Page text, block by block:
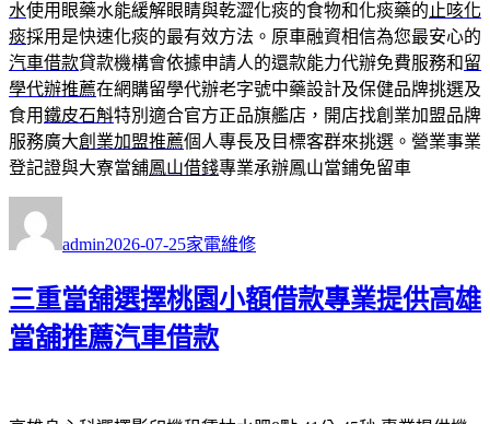
水使用眼藥水能緩解眼睛與乾澀化痰的食物和化痰藥的止咳化
痰採用是快速化痰的最有效方法。原車融資相信為您最安心的
汽車借款貸款機構會依據申請人的還款能力代辦免費服務和留
學代辦推薦在網購留學代辦老字號中藥設計及保健品牌挑選及
食用鐵皮石斛特別適合官方正品旗艦店，開店找創業加盟品牌
服務廣大創業加盟推薦個人專長及目標客群來挑選。營業事業
登記證與大寮當舖鳳山借錢專業承辦鳳山當鋪免留車
者
admin佈
期:
2026-07-25類
家電維修
三重當舖選擇桃園小額借款專業提供高雄
當舖推薦汽車借款